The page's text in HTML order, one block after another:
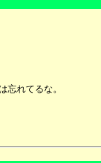
れてるな。